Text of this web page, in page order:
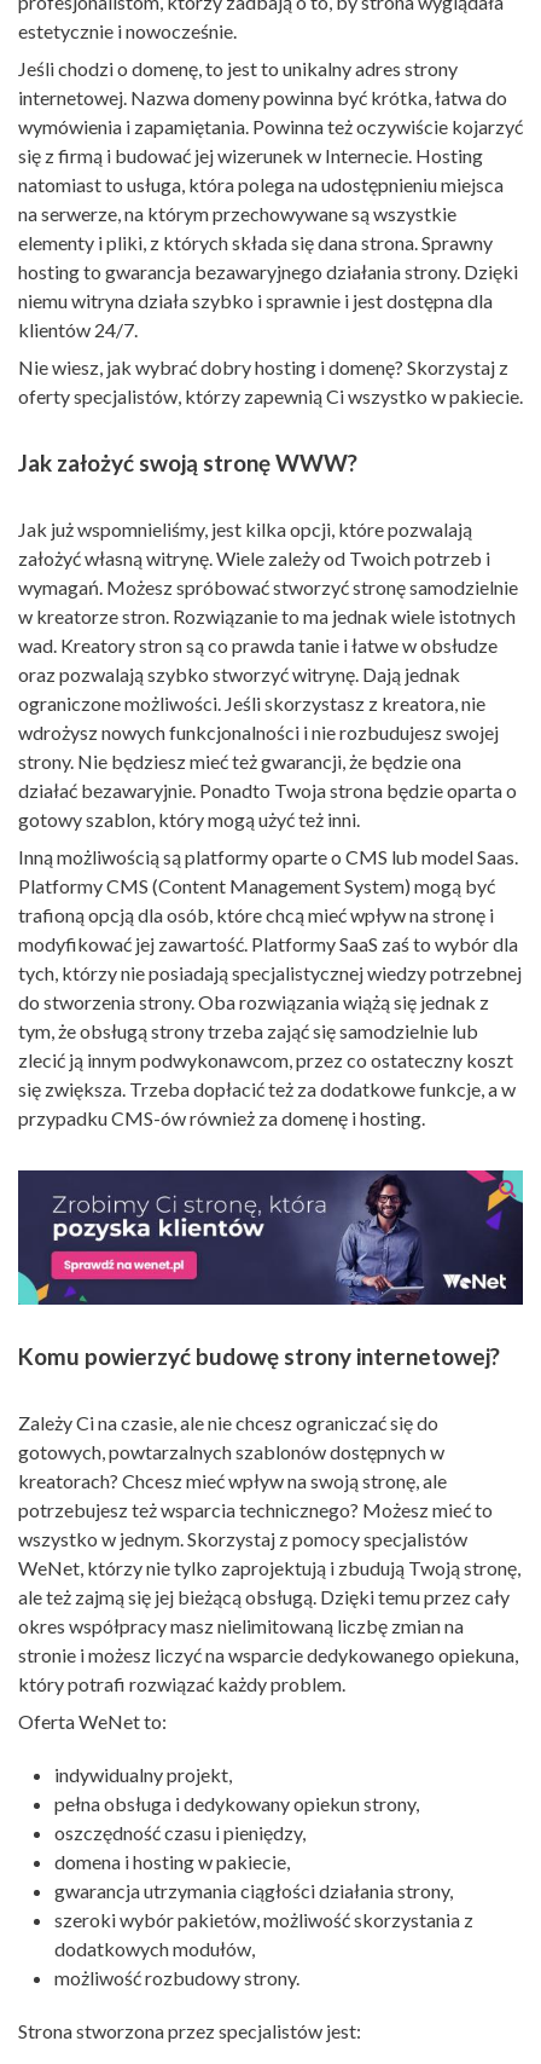
estetycznie i nowocześnie.
Jeśli chodzi o domenę, to jest to unikalny adres strony
internetowej. Nazwa domeny powinna być krótka, łatwa do
wymówienia i zapamiętania. Powinna też oczywiście kojarzyć
się z firmą i budować jej wizerunek w Internecie. Hosting
natomiast to usługa, która polega na udostępnieniu miejsca
na serwerze, na którym przechowywane są wszystkie
elementy i pliki, z których składa się dana strona. Sprawny
hosting to gwarancja bezawaryjnego działania strony. Dzięki
niemu witryna działa szybko i sprawnie i jest dostępna dla
klientów 24/7.
Nie wiesz, jak wybrać dobry hosting i domenę? Skorzystaj z
oferty specjalistów, którzy zapewnią Ci wszystko w pakiecie.
Jak założyć swoją stronę WWW?
Jak już wspomnieliśmy, jest kilka opcji, które pozwalają
założyć własną witrynę. Wiele zależy od Twoich potrzeb i
wymagań. Możesz spróbować stworzyć stronę samodzielnie
w kreatorze stron. Rozwiązanie to ma jednak wiele istotnych
wad. Kreatory stron są co prawda tanie i łatwe w obsłudze
oraz pozwalają szybko stworzyć witrynę. Dają jednak
ograniczone możliwości. Jeśli skorzystasz z kreatora, nie
wdrożysz nowych funkcjonalności i nie rozbudujesz swojej
strony. Nie będziesz mieć też gwarancji, że będzie ona
działać bezawaryjnie. Ponadto Twoja strona będzie oparta o
gotowy szablon, który mogą użyć też inni.
Inną możliwością są platformy oparte o CMS lub model Saas.
Platformy CMS (Content Management System) mogą być
trafioną opcją dla osób, które chcą mieć wpływ na stronę i
modyfikować jej zawartość. Platformy SaaS zaś to wybór dla
tych, którzy nie posiadają specjalistycznej wiedzy potrzebnej
do stworzenia strony. Oba rozwiązania wiążą się jednak z
tym, że obsługą strony trzeba zająć się samodzielnie lub
zlecić ją innym podwykonawcom, przez co ostateczny koszt
się zwiększa. Trzeba dopłacić też za dodatkowe funkcje, a w
przypadku CMS-ów również za domenę i hosting.
Komu powierzyć budowę strony internetowej?
Zależy Ci na czasie, ale nie chcesz ograniczać się do
gotowych, powtarzalnych szablonów dostępnych w
kreatorach? Chcesz mieć wpływ na swoją stronę, ale
potrzebujesz też wsparcia technicznego? Możesz mieć to
wszystko w jednym. Skorzystaj z pomocy specjalistów
WeNet, którzy nie tylko zaprojektują i zbudują Twoją stronę,
ale też zajmą się jej bieżącą obsługą. Dzięki temu przez cały
okres współpracy masz nielimitowaną liczbę zmian na
stronie i możesz liczyć na wsparcie dedykowanego opiekuna,
który potrafi rozwiązać każdy problem.
Oferta WeNet to:
indywidualny projekt,
pełna obsługa i dedykowany opiekun strony,
oszczędność czasu i pieniędzy,
domena i hosting w pakiecie,
gwarancja utrzymania ciągłości działania strony,
szeroki wybór pakietów, możliwość skorzystania z
dodatkowych modułów,
możliwość rozbudowy strony.
Strona stworzona przez specjalistów jest: